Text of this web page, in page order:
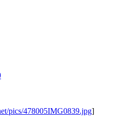
pics/478005IMG0839.jpg]